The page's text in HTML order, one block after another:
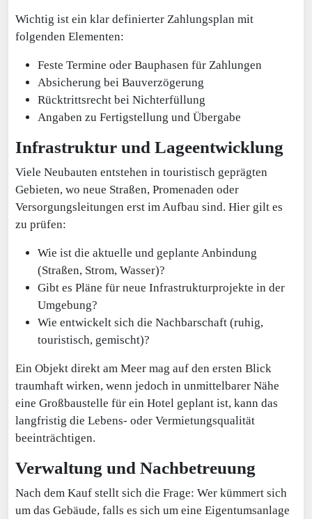
Wichtig ist ein klar definierter Zahlungsplan mit
folgenden Elementen:
Feste Termine oder Bauphasen für Zahlungen
Absicherung bei Bauverzögerung
Rücktrittsrecht bei Nichterfüllung
Angaben zu Fertigstellung und Übergabe
Infrastruktur und Lageentwicklung
Viele Neubauten entstehen in touristisch geprägten
Gebieten, wo neue Straßen, Promenaden oder
Versorgungsleitungen erst im Aufbau sind. Hier gilt es
zu prüfen:
Wie ist die aktuelle und geplante Anbindung
(Straßen, Strom, Wasser)?
Gibt es Pläne für neue Infrastrukturprojekte in der
Umgebung?
Wie entwickelt sich die Nachbarschaft (ruhig,
touristisch, gemischt)?
Ein Objekt direkt am Meer mag auf den ersten Blick
traumhaft wirken, wenn jedoch in unmittelbarer Nähe
eine Großbaustelle für ein Hotel geplant ist, kann das
langfristig die Lebens- oder Vermietungsqualität
beeinträchtigen.
Verwaltung und Nachbetreuung
Nach dem Kauf stellt sich die Frage: Wer kümmert sich
um das Gebäude, falls es sich um eine Eigentumsanlage